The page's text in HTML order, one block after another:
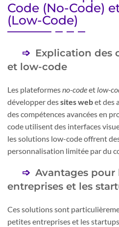
Code (No-Code)
(Low-Code)
Explication des
et low-code
Les plateformesno-codeet low-
développer dessites webet des
des compétences avancées en
code utilisent des interfaces
les solutions low-code offrent
personnalisation limitée par du
Avantages pour
entreprises et les
Ces solutions sont
petites entreprises et les